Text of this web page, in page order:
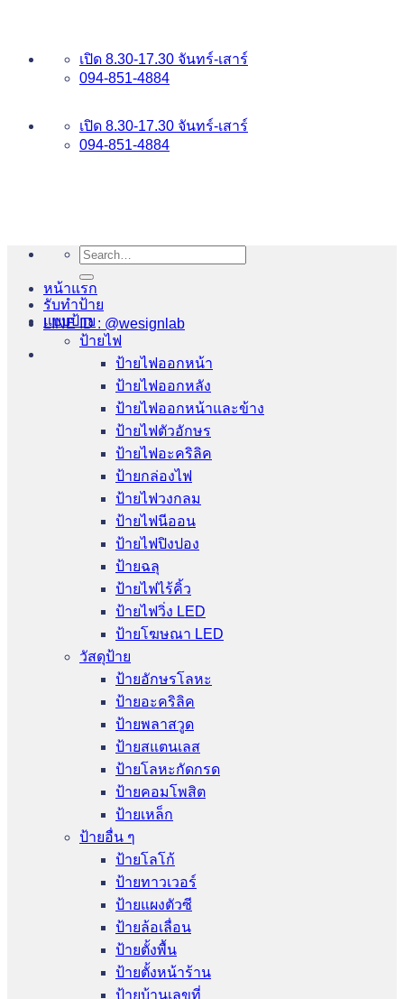
เปิด 8.30-17.30 จันทร์-เสาร์
094-851-4884
เปิด 8.30-17.30 จันทร์-เสาร์
094-851-4884
LINE ID : @wesignlab
Search
for:
หน้าแรก
รับทำป้าย
แบบป้าย
ป้ายไฟ
ป้ายไฟออกหน้า
ป้ายไฟออกหลัง
ป้ายไฟออกหน้าและข้าง
ป้ายไฟตัวอักษร
ป้ายไฟอะคริลิค
ป้ายกล่องไฟ
ป้ายไฟวงกลม
ป้ายไฟนีออน
ป้ายไฟปิงปอง
ป้ายฉลุ
ป้ายไฟไร้คิ้ว
ป้ายไฟวิ่ง LED
ป้ายโฆษณา LED
วัสดุป้าย
ป้ายอักษรโลหะ
ป้ายอะคริลิค
ป้ายพลาสวูด
ป้ายสแตนเลส
ป้ายโลหะกัดกรด
ป้ายคอมโพสิต
ป้ายเหล็ก
ป้ายอื่น ๆ
ป้ายโลโก้
ป้ายทาวเวอร์
ป้ายแผงตัวซี
ป้ายล้อเลื่อน
ป้ายตั้งพื้น
ป้ายตั้งหน้าร้าน
ป้ายบ้านเลขที่